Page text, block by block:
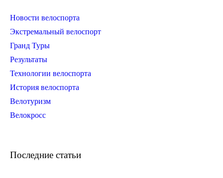
Новости велоспорта
Экстремальный велоспорт
Гранд Туры
Результаты
Технологии велоспорта
История велоспорта
Велотуризм
Велокросс
Последние статьи